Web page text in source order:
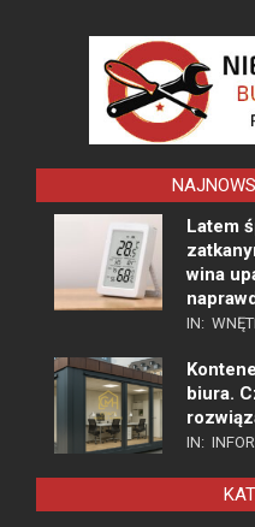
Latem
wina
IN:
biura.
IN: